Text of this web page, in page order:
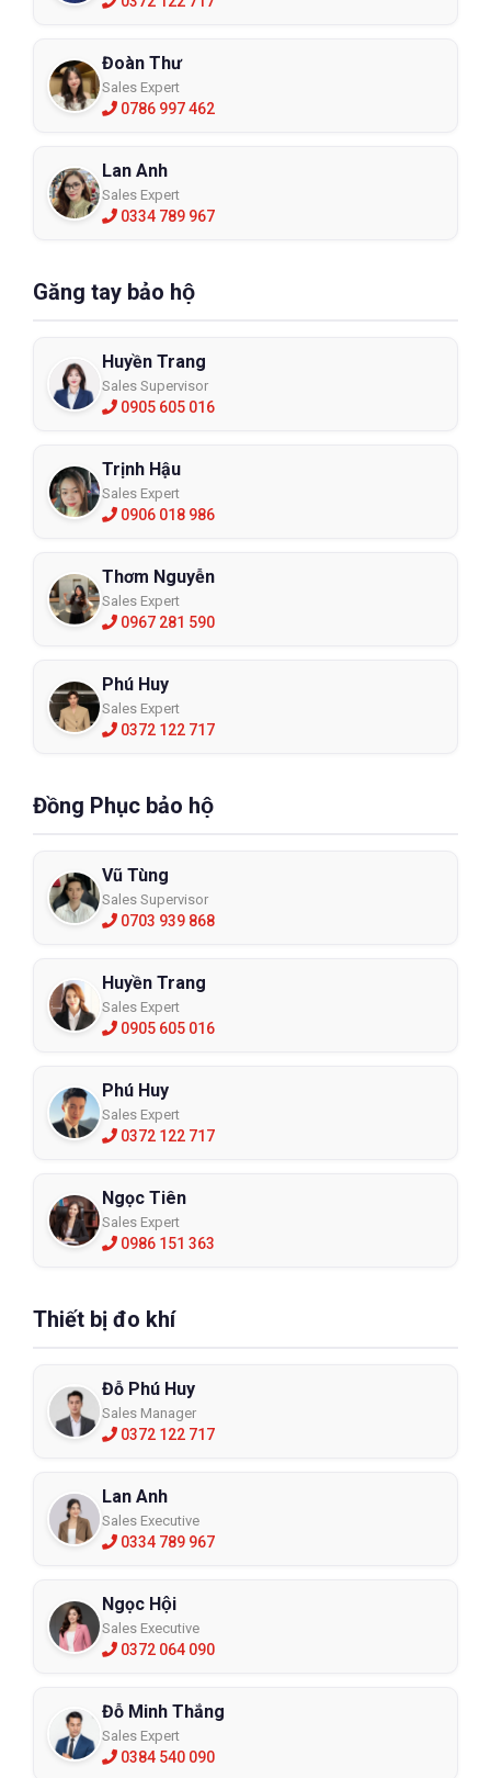
Đoàn Thư
Sales Expert
0786 997 462
Lan Anh
Sales Expert
0334 789 967
Găng tay bảo hộ
Huyền Trang
Sales Supervisor
0905 605 016
Trịnh Hậu
Sales Expert
0906 018 986
Thơm Nguyễn
Sales Expert
0967 281 590
Phú Huy
Sales Expert
0372 122 717
Đồng Phục bảo hộ
Vũ Tùng
Sales Supervisor
0703 939 868
Huyền Trang
Sales Expert
0905 605 016
Phú Huy
Sales Expert
0372 122 717
Ngọc Tiên
Sales Expert
0986 151 363
Thiết bị đo khí
Đỗ Phú Huy
Sales Manager
0372 122 717
Lan Anh
Sales Executive
0334 789 967
Ngọc Hội
Sales Executive
0372 064 090
Đỗ Minh Thắng
Sales Expert
0384 540 090